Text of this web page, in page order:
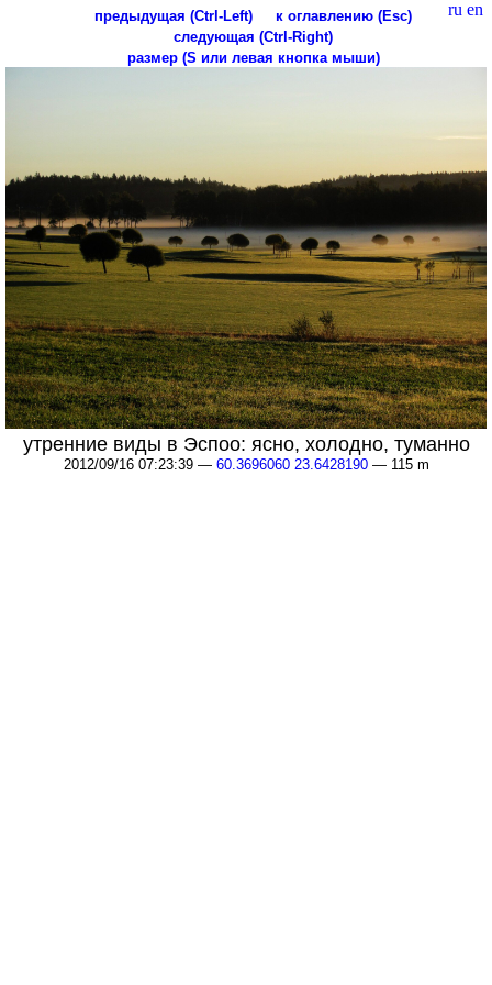
ru en
предыдущая (Ctrl-Left)
к оглавлению (Esc)
следующая (Ctrl-Right)
размер (S или левая кнопка мыши)
утренние виды в Эспоо: ясно, холодно, туманно
2012/09/16 07:23:39 — 60.3696060 23.6428190— 115 m